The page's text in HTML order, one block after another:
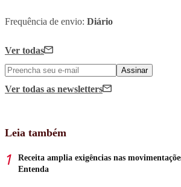
Frequência de envio: Diário
Ver todas
Assinar
Ver todas as newsletters
Leia também
Receita amplia exigências nas
Entenda